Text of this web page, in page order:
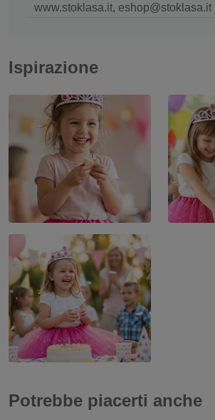
www.stoklasa.it, eshop@stoklasa.it
Ispirazione
Potrebbe piacerti anche